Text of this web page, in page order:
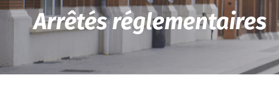
Arrêtés réglementaires